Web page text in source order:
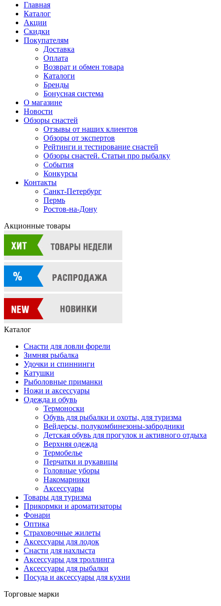
Главная
Каталог
Акции
Скидки
Покупателям
Доставка
Оплата
Возврат и обмен товара
Каталоги
Бренды
Бонусная система
О магазине
Новости
Обзоры снастей
Отзывы от наших клиентов
Обзоры от экспертов
Рейтинги и тестирование снастей
Обзоры снастей. Статьи про рыбалку
События
Конкурсы
Контакты
Санкт-Петербург
Пермь
Ростов-на-Дону
Акционные товары
Каталог
Снасти для ловли форели
Зимняя рыбалка
Удочки и спиннинги
Катушки
Рыболовные приманки
Ножи и аксессуары
Одежда и обувь
Термоноски
Обувь для рыбалки и охоты, для туризма
Вейдерсы, полукомбинезоны-забродники
Детская обувь для прогулок и активного отдыха
Верхняя одежда
Термобелье
Перчатки и рукавицы
Головные уборы
Накомарники
Аксессуары
Товары для туризма
Прикормки и ароматизаторы
Фонари
Оптика
Страховочные жилеты
Аксессуары для лодок
Снасти для нахлыста
Аксессуары для троллинга
Аксессуары для рыбалки
Посуда и аксессуары для кухни
Торговые марки